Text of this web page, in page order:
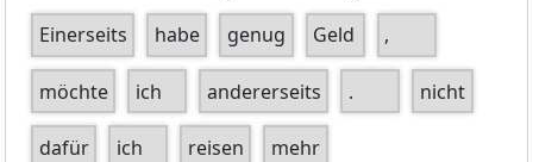
Einerseits habe genug Geld ,
möchte ich andererseits . nicht
dafür ich reisen mehr